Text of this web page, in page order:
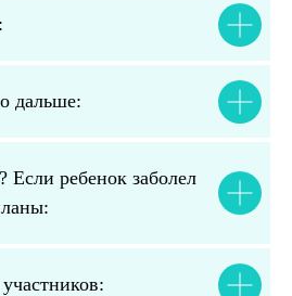
дальше:
Если ребенок заболел